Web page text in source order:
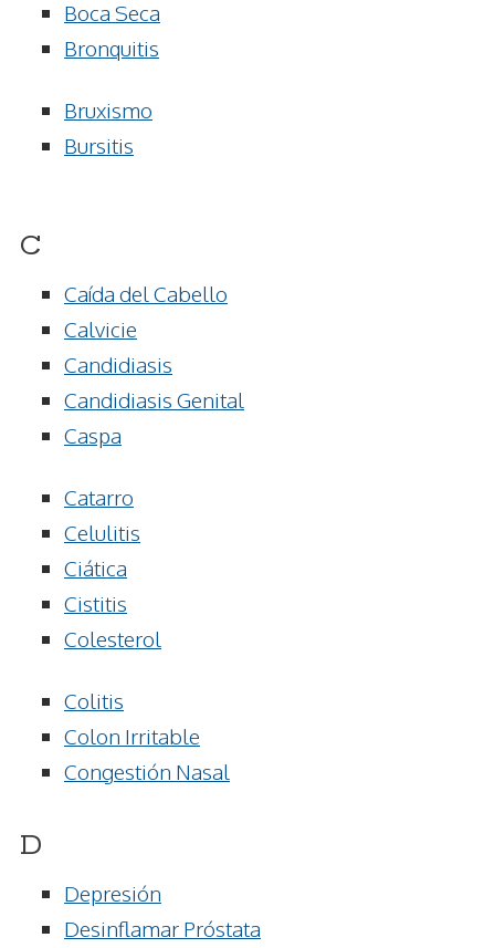
Boca Seca
Bronquitis
Bruxismo
Bursitis
C
Caída del Cabello
Calvicie
Candidiasis
Candidiasis Genital
Caspa
Catarro
Celulitis
Ciática
Cistitis
Colesterol
Colitis
Colon Irritable
Congestión Nasal
D
Depresión
Desinflamar Próstata